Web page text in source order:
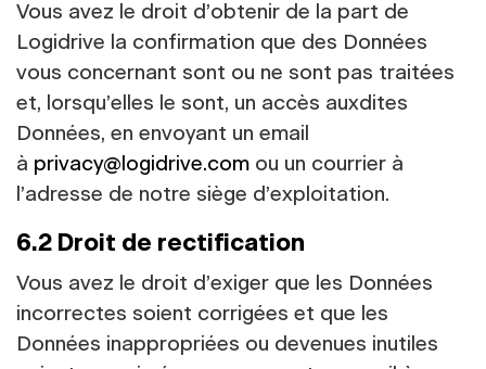
Vous avez le droit d’obtenir de la part de
Logidrive la confirmation que des Données
vous concernant sont ou ne sont pas traitées
et, lorsqu’elles le sont, un accès auxdites
Données, en envoyant un email
à privacy@logidrive.com ou un courrier à
l’adresse de notre siège d’exploitation.
6.2 Droit de rectification
Vous avez le droit d’exiger que les Données
incorrectes soient corrigées et que les
Données inappropriées ou devenues inutiles